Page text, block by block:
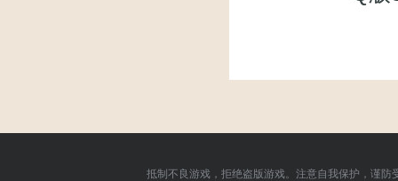
抵制不良游戏，拒绝盗版游戏。注意自我保护，谨防